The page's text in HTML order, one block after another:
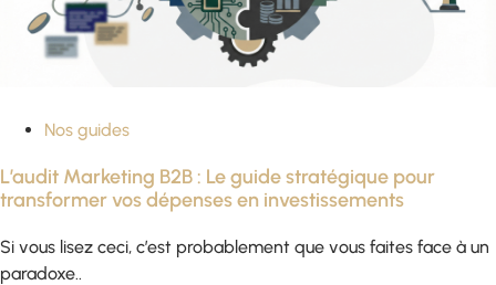
Nos guides
L’audit Marketing B2B : Le guide stratégique pour
transformer vos dépenses en investissements
Si vous lisez ceci, c’est probablement que vous faites face à un
paradoxe..